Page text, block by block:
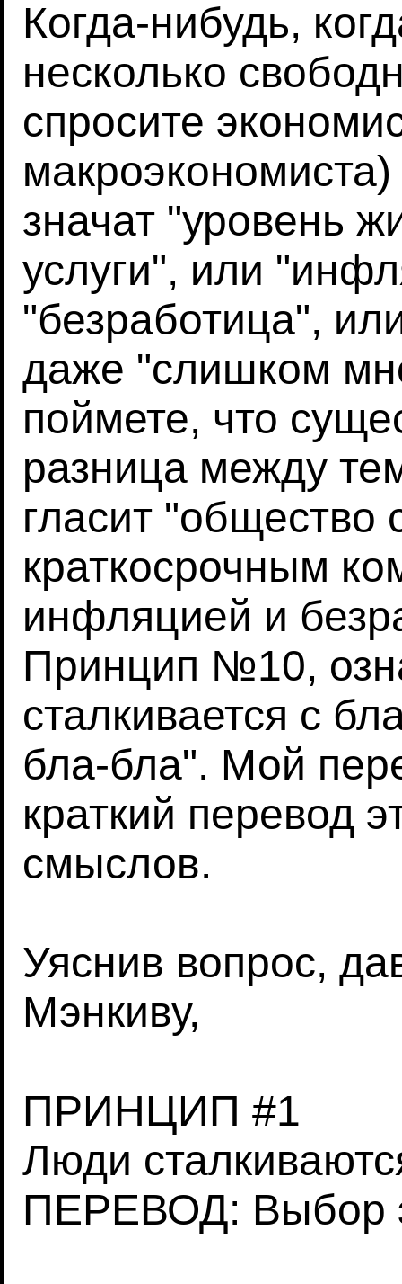
Когда-нибудь,
несколько
спросите
значат "уровень
услуги", или
"безработица",
даже "слишком
поймете, что
разница между
гласит "общество
краткосрочным
инфляцией и
Принцип №10,
сталкивается с
бла-бла". Мой
краткий перевод
смыслов.
Уяснив вопрос,
Мэнкиву,
ПРИНЦИП #1
Люди
ПЕРЕВОД: Выбор